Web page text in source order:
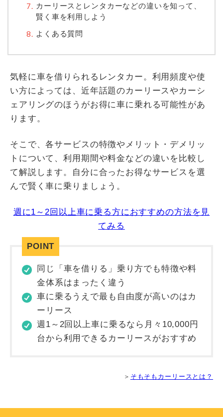
カーリースとレンタカーなどの違いを知って、
賢く車を利用しよう
よくある質問
気軽に車を借りられるレンタカー。利用頻度や使
い方によっては、近年話題のカーリースやカーシ
ェアリングのほうがお得に車に乗れる可能性があ
ります。
そこで、各サービスの特徴やメリット・デメリッ
トについて、利用期間や料金などの違いを比較し
て解説します。自分に合ったお得なサービスを選
んで賢く車に乗りましょう。
週に1～2回以上車に乗る方におすすめの方法を見
てみる
同じ「車を借りる」乗り方でも特徴や料
金体系はまったく違う
車に乗るうえで最も自由度が高いのはカ
ーリース
週1～2回以上車に乗るなら月々10,000円
台から利用できるカーリースがおすすめ
＞ そもそもカーリースとは？